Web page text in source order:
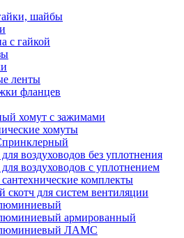
шайбы
с гайкой
ленты
фланцев
хомут с зажимами
хомуты
воздуховодов без уплотнения
воздуховодов с уплотнением
комплекты
для систем вентиляции
армированный
ЛАМС